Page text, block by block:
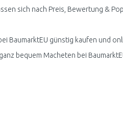
sich nach Preis, Bewertung &
BaumarktEU günstig kaufen und
bequem Macheten bei